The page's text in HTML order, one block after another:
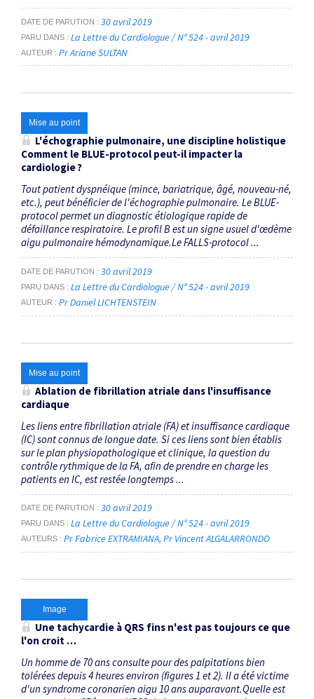
DATE DE PARUTION 30 avril 2019
PARU DANS La Lettre du Cardiologue / N° 524 - avril 2019
AUTEUR Pr Ariane SULTAN
Mise au point
L'échographie pulmonaire, une discipline holistique
Comment le BLUE-protocol peut-il impacter la
cardiologie ?
Tout patient dyspnéique (mince, bariatrique, âgé, nouveau-né,
etc.), peut bénéficier de l'échographie pulmonaire. Le BLUE-
protocol permet un diagnostic étiologique rapide de
défaillance respiratoire. Le profil B est un signe usuel d'œdème
aigu pulmonaire hémodynamique.Le FALLS-protocol ...
DATE DE PARUTION 30 avril 2019
PARU DANS La Lettre du Cardiologue / N° 524 - avril 2019
AUTEUR Pr Daniel LICHTENSTEIN
Mise au point
Ablation de fibrillation atriale dans l'insuffisance
cardiaque
Les liens entre fibrillation atriale (FA) et insuffisance cardiaque
(IC) sont connus de longue date. Si ces liens sont bien établis
sur le plan physiopathologique et clinique, la question du
contrôle rythmique de la FA, afin de prendre en charge les
patients en IC, est restée longtemps ...
DATE DE PARUTION 30 avril 2019
PARU DANS La Lettre du Cardiologue / N° 524 - avril 2019
AUTEURS Pr Fabrice EXTRAMIANA Pr Vincent ALGALARRONDO
Image
Une tachycardie à QRS fins n'est pas toujours ce que
l'on croit …
Un homme de 70 ans consulte pour des palpitations bien
tolérées depuis 4 heures environ (figures 1 et 2). Il a été victime
d'un syndrome coronarien aigu 10 ans auparavant.Quelle est